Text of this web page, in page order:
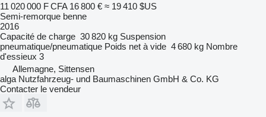
11 020 000 F CFA 16 800 € ≈ 19 410 $US
Semi-remorque benne
2016
Capacité de charge 30 820 kg Suspension
pneumatique/pneumatique Poids net à vide 4 680 kg Nombre
d'essieux 3
Allemagne, Sittensen
alga Nutzfahrzeug- und Baumaschinen GmbH & Co. KG
Contacter le vendeur